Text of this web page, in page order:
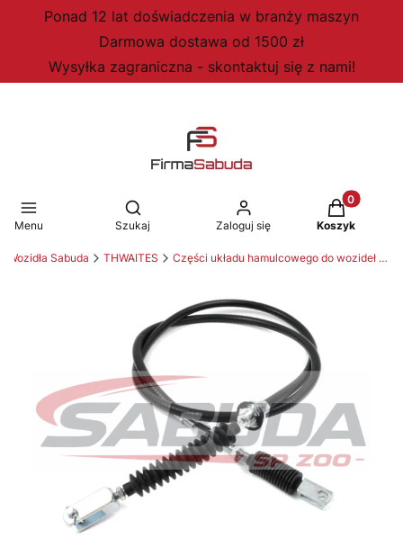
Ponad 12 lat doświadczenia w branży maszyn
Darmowa dostawa od 1500 zł
Wysyłka zagraniczna - skontaktuj się z nami!
Menu
Otwórz wyszukiwarkę
Szukaj Zaloguj się
Produkty
Koszyk
Wozidła Sabuda THWAITES Części układu hamulcowego do wozideł Thwaites,